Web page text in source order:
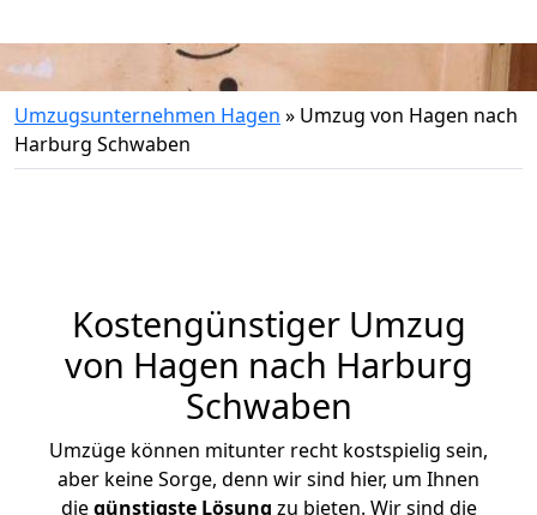
Umzugsunternehmen Hagen » Umzug von Hagen nach
Harburg Schwaben
Kostengünstiger Umzug
von Hagen nach Harburg
Schwaben
Umzüge können mitunter recht kostspielig sein,
aber keine Sorge, denn wir sind hier, um Ihnen
diegünstigste Lösung zu bieten. Wir sind die